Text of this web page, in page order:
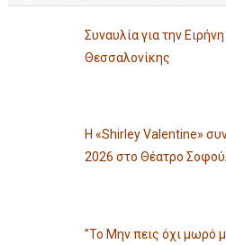
Συναυλία για την
Θεσσαλονίκης
Η «Shirley Valentine»
2026 στο Θέατρο
”Το Μην πεις όχι μωρό